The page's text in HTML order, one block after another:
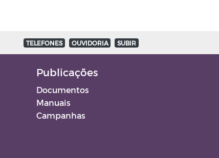
TELEFONES OUVIDORIA SUBIR
Publicações
Documentos
Manuais
Campanhas